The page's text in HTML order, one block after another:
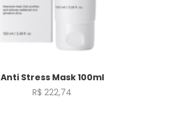
Anti Stress Mask 100ml
R$ 222,74